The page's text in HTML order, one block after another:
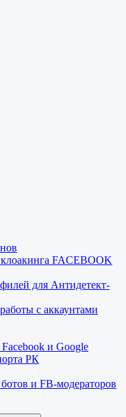
клоакинга FACEBOOK
для Антидетект-
с аккаунтами
и Google
РК
и FB-модераторов